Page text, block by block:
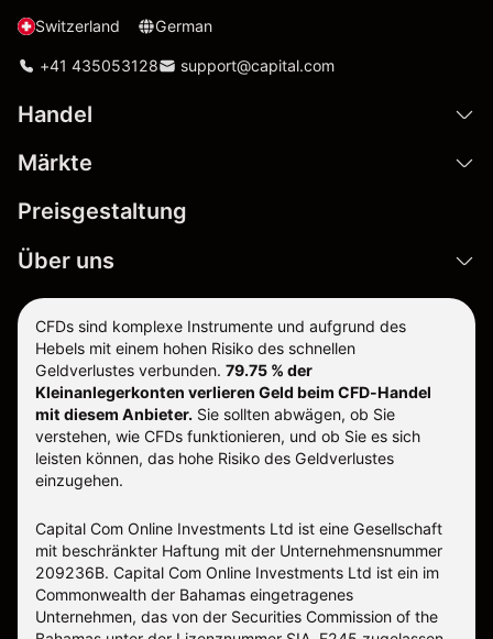
Switzerland German
+41 435053128 support@capital.com
Handel
Märkte
Preisgestaltung
Über uns
CFDs sind komplexe Instrumente und aufgrund des
Hebels mit einem hohen Risiko des schnellen
Geldverlustes verbunden. 79.75 % der
Kleinanlegerkonten verlieren Geld beim CFD-Handel
mit diesem Anbieter. Sie sollten abwägen, ob Sie
verstehen, wie CFDs funktionieren, und ob Sie es sich
leisten können, das hohe Risiko des Geldverlustes
einzugehen.
Capital Com Online Investments Ltd ist eine Gesellschaft
mit beschränkter Haftung mit der Unternehmensnummer
209236B. Capital Com Online Investments Ltd ist ein im
Commonwealth der Bahamas eingetragenes
Unternehmen, das von der Securities Commission of the